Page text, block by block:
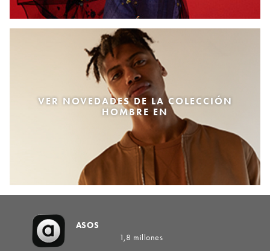
VER NOVEDADES DE LA COLECCIÓN
HOMBRE EN
ASOS
1,8 millones